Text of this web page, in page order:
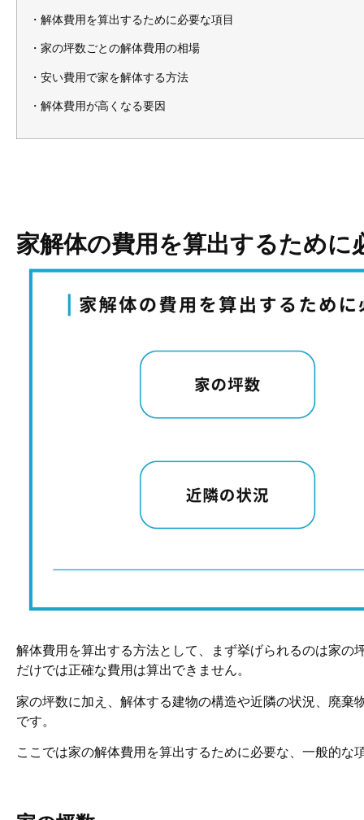
・解体費用を算出するために必要な項目
・家の坪数ごとの解体費用の相場
・安い費用で家を解体する方法
・解体費用が高くなる要因
家解体の費用を算出するために
解体費用を算出する方法として、まず挙げられるのは家
だけでは正確な費用は算出できません。
家の坪数に加え、解体する建物の構造や近隣の状況、廃
です。
ここでは家の解体費用を算出するために必要な、一般的な